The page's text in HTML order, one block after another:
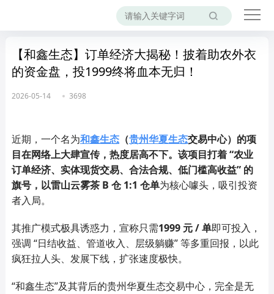
【和鑫生态】订单经济大揭秘！披着助农外衣
的资金盘，投1999终将血本无归！
2026-05-14 3698
近期，一个名为和鑫生态（贵州华夏生态交易中心） 的项
目在网络上大肆宣传，热度居高不下。该项目打着 “农业
订单经济、实体现货交易、合法合规、低门槛高收益” 的
旗号，以雷山云雾茶 B 仓 1:1 仓单为核心噱头，吸引投资
者入局。
其推广模式极具诱惑力，宣称只需1999 元 / 单即可投入，
强调 “日结收益、管道收入、层级躺赚” 等多重回报，以此
疯狂拉人头、发展下线，扩张速度极快。
“和鑫生态”及其背后的贵州华夏生态交易中心，完全是无